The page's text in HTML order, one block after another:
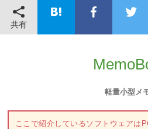
共有
軽量小型メ
ここで紹介しているソフトウェアは